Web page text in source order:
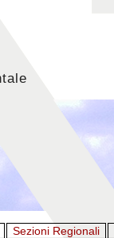
Sezioni Regionali